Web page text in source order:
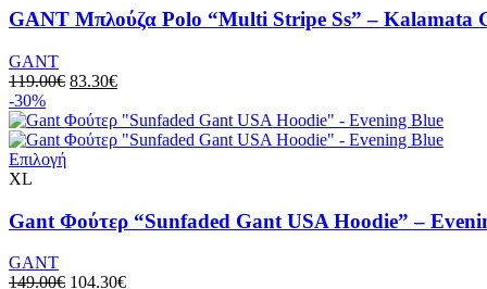
GANT Μπλούζα Polo “Multi Stripe Ss” – Kalamata
GANT
119.00€ 83.30€
-30%
Επιλογή
XL
Gant Φούτερ “Sunfaded Gant USA Hoodie” –
GANT
149.00€ 104.30€